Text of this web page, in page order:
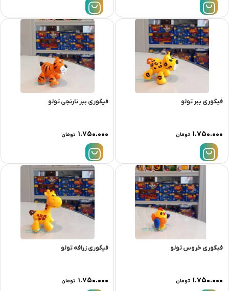
فیگوری ببر تولو
۱.۷۵۰.۰۰۰ تومان
فیگوری ببر نارنجی تولو
۱.۷۵۰.۰۰۰ تومان
فیگوری خروس تولو
۱.۷۵۰.۰۰۰ تومان
فیگوری زرافه تولو
۱.۷۵۰.۰۰۰ تومان